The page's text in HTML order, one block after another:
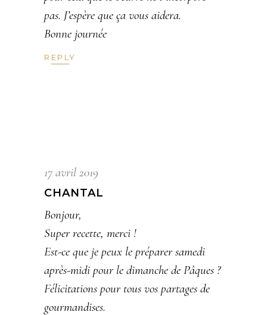
pas. J’espère que ça vous aidera.
Bonne journée
REPLY
17 avril 2019
CHANTAL
Bonjour,
Super recette, merci !
Est-ce que je peux le préparer samedi
après-midi pour le dimanche de Pâques ?
Félicitations pour tous vos partages de
gourmandises.